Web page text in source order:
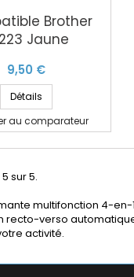
Brother
Jaune
9,50 €
Détails
au comparateur
sur 5.
multifonction 4-
recto-verso
activité.